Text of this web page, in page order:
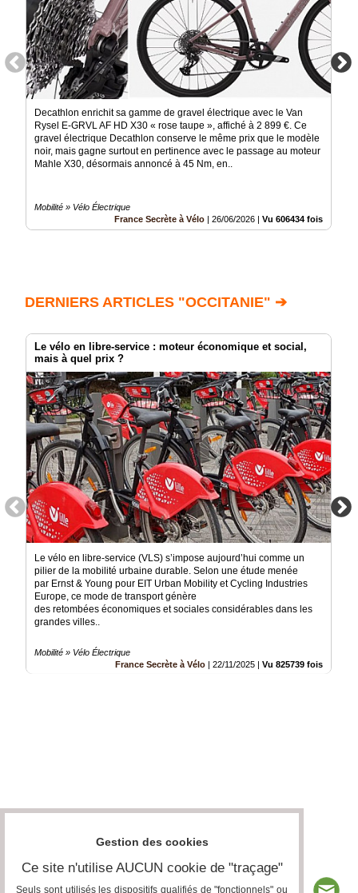
Decathlon enrichit sa gamme de gravel électrique avec le Van
Rysel E-GRVL AF HD X30 « rose taupe », affiché à 2 899 €. Ce
gravel électrique Decathlon conserve le même prix que le modèle
noir, mais gagne surtout en pertinence avec le passage au moteur
Mahle X30, désormais annoncé à 45 Nm, en..
Mobilité » Vélo Électrique
France Secrète à Vélo
26/06/2026 Vu 606434 fois
DERNIERS ARTICLES "OCCITANIE" ➔
Le vélo en libre-service : moteur économique et social,
mais à quel prix ?
Le vélo en libre-service (VLS) s’impose aujourd’hui comme un
pilier de la mobilité urbaine durable. Selon une étude menée
par Ernst & Young pour EIT Urban Mobility et Cycling Industries
Europe, ce mode de transport génère
des retombées économiques et sociales considérables dans les
grandes villes..
Mobilité » Vélo Électrique
France Secrète à Vélo | 22/11/2025 | Vu 825739 fois
Gestion des cookies
Ce site n'utilise AUCUN cookie de "traçage"
Seuls sont utilisés les dispositifs qualifiés de "fonctionnels" ou